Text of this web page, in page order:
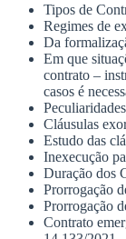
Tipos de
Regimes de
Da
Em que
contrato –
casos é
Cláusulas
Estudo das
Inexecução
Duração dos
Prorrogação
Prorrogação
Contrato